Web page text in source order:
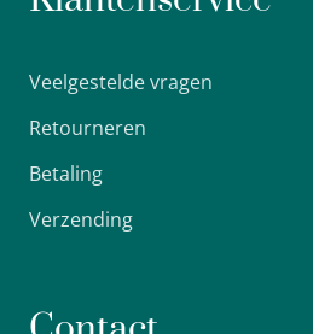
Veelgestelde vragen
Retourneren
Betaling
Verzending